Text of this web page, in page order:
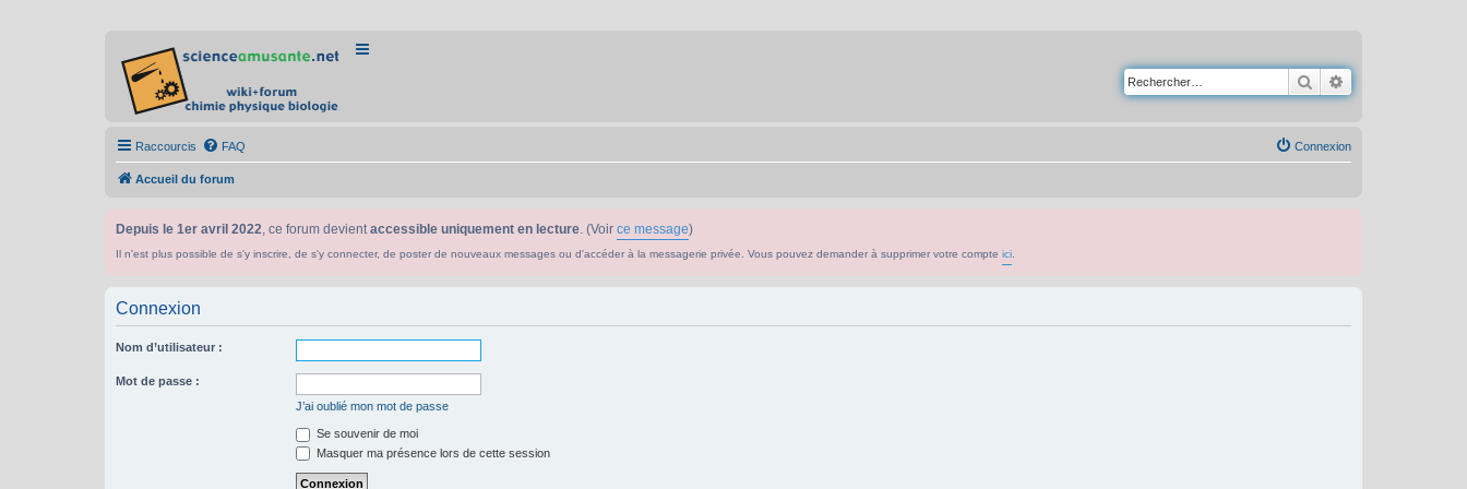
Rechercher
Raccourcis FAQ Connexion
Accueil du forum
Depuis le 1er avril 2022, ce forum devientaccessible uniquement en lecture. (Voir ce message)
Il n'est plus possible de s'y inscrire, de s'y connecter, de poster de nouveaux messages ou d'accéder à la messagerie privée. Vous pouvez demander à supprimer votre compte ici
Connexion
Nom d’utilisateur :
Mot de passe :
J’ai oublié mon mot de passe
Se souvenir de moi
Masquer ma présence lors de cette session